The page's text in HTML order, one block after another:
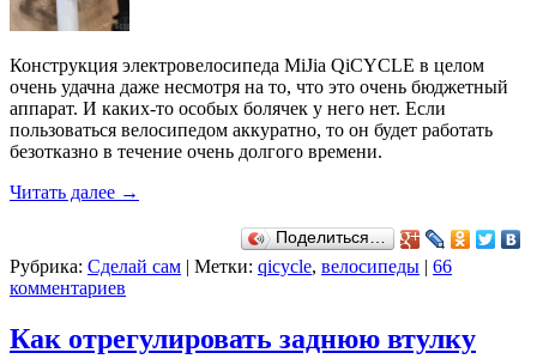
Конструкция электровелосипеда MiJia QiCYCLE в целом
очень удачна даже несмотря на то, что это очень бюджетный
аппарат. И каких-то особых болячек у него нет. Если
пользоваться велосипедом аккуратно, то он будет работать
безотказно в течение очень долгого времени.
Читать далее →
Поделиться…
Рубрика: Сделай сам | Метки: qicycle, велосипеды | 66
комментариев
Как отрегулировать заднюю втулку